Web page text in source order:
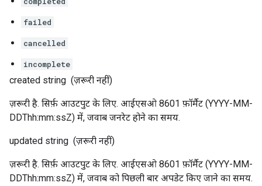
failed
cancelled
incomplete
created string (ज़रूरी नहीं)
ज़रूरी है. सिर्फ़ आउटपुट के लिए. आईएसओ 8601 फ़ॉर्मैट (YYYY-MM-
DDThh:mm:ssZ) में, जवाब जनरेट होने का समय.
updated string (ज़रूरी नहीं)
ज़रूरी है. सिर्फ़ आउटपुट के लिए. आईएसओ 8601 फ़ॉर्मैट (YYYY-MM-
DDThh:mm:ssZ) में, जवाब को पिछली बार अपडेट किए जाने का समय.